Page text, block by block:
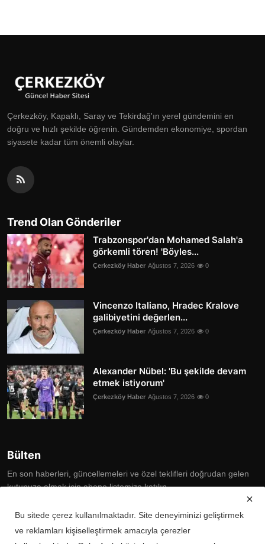
Çerkezköy, Kapaklı, Saray ve Tekirdağ'ın yerel gündemini en
doğru ve hızlı şekilde öğrenin. Gündemden ekonomiye, spordan
siyasete kadar tüm önemli olaylar.
Trend Olan Gönderiler
Trabzonspor'dan Mohamed Salah'a
görkemli tören! 'Böyles...
Çerkezköy Haber Ağustos 7, 2026 0
Vincenzo Italiano, Hradec Kralove
galibiyetini değerlen...
Çerkezköy Haber Ağustos 7, 2026 0
Alexander Nübel: 'Bu şekilde devam
etmek istiyorum'
Çerkezköy Haber Ağustos 7, 2026 0
Bülten
En son haberleri, güncellemeleri ve özel teklifleri doğrudan gelen
kutunuza almak için abone listemize katılın
Subscribe
Bu sitede çerez kullanılmaktadır. Site deneyiminizi geliştirmek
ve reklamları kişiselleştirmek amacıyla çerezler